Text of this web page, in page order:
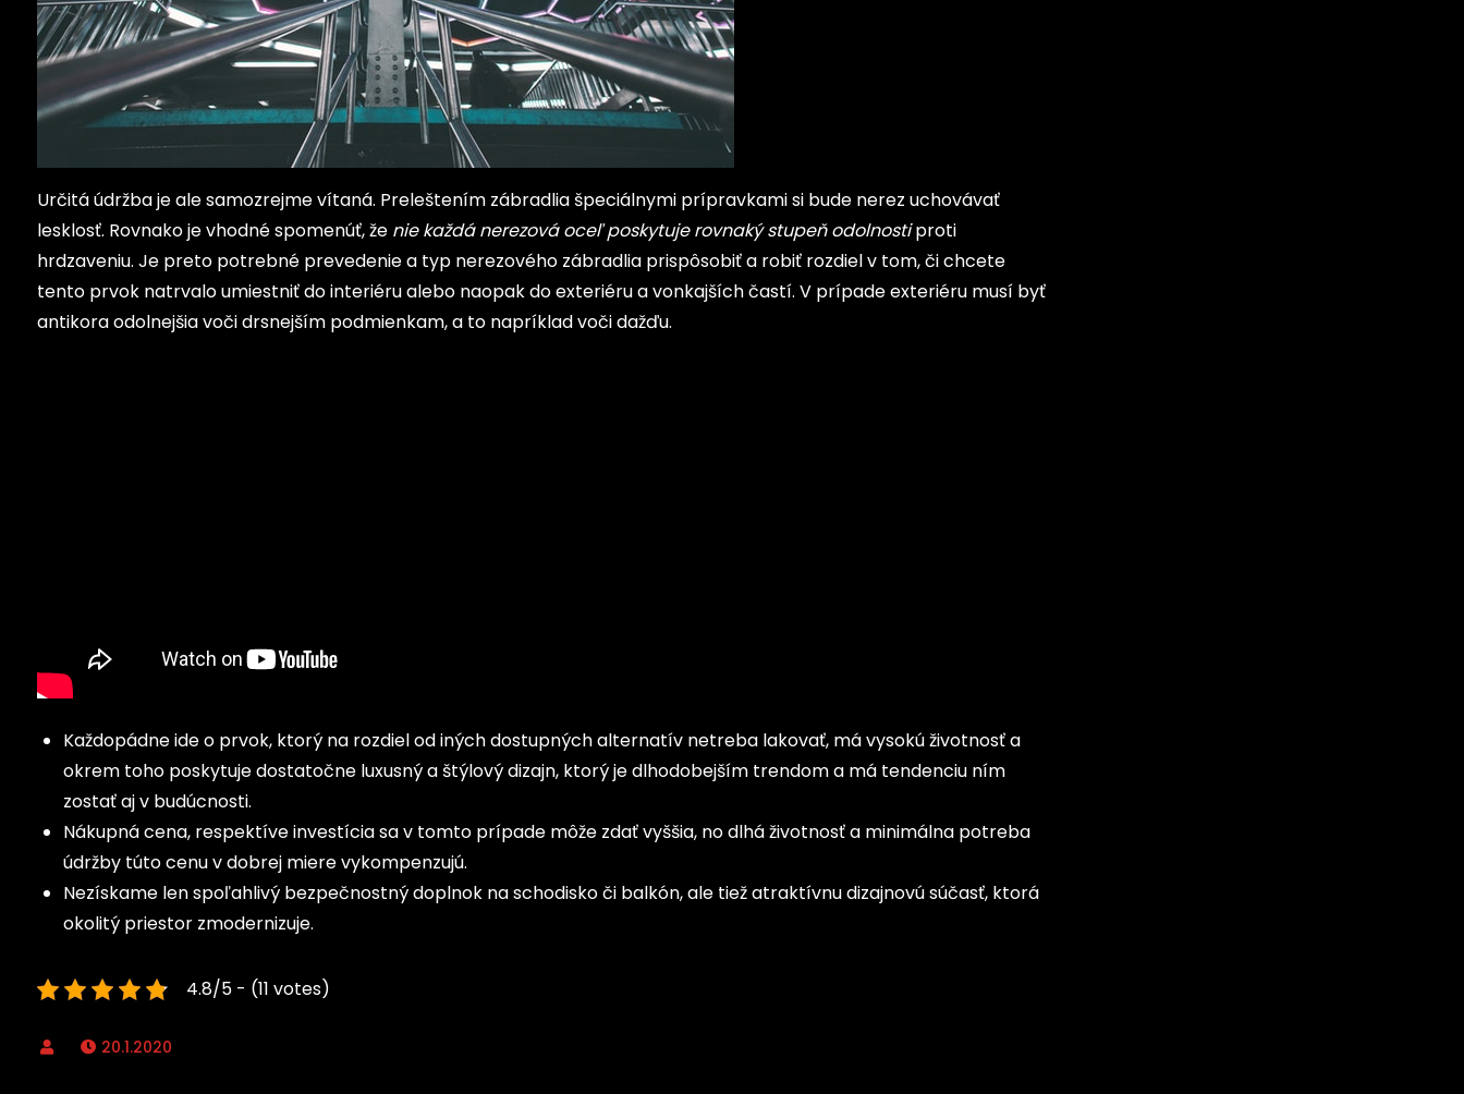
Určitá údržba je ale samozrejme vítaná. Preleštením zábradlia špeciálnymi prípravkami si bude nerez uchovávať
lesklosť. Rovnako je vhodné spomenúť, že nie každá nerezová oceľ poskytuje rovnaký stupeň odolnostiproti
hrdzaveniu. Je preto potrebné prevedenie a typ nerezového zábradlia prispôsobiť a robiť rozdiel v tom, či chcete
tento prvok natrvalo umiestniť do interiéru alebo naopak do exteriéru a vonkajších častí. V prípade exteriéru musí byť
antikora odolnejšia voči drsnejším podmienkam, a to napríklad voči dažďu.
Každopádne ide o prvok, ktorý na rozdiel od iných dostupných alternatív netreba lakovať, má vysokú životnosť a
okrem toho poskytuje dostatočne luxusný a štýlový dizajn, ktorý je dlhodobejším trendom a má tendenciu ním
zostať aj v budúcnosti.
Nákupná cena, respektíve investícia sa v tomto prípade môže zdať vyššia, no dlhá životnosť a minimálna potreba
údržby túto cenu v dobrej miere vykompenzujú.
Nezískame len spoľahlivý bezpečnostný doplnok na schodisko či balkón, ale tiež atraktívnu dizajnovú súčasť, ktorá
okolitý priestor zmodernizuje.
4.8/5 - (11 votes)
20.1.2020